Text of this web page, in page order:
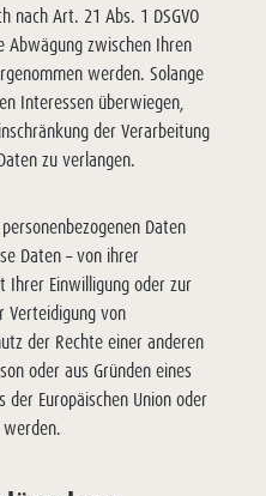
nach Art. 21 Abs. 1 DSGVO
Abwägung zwischen Ihren
werden. Solange
Interessen überwiegen,
der Verarbeitung
zu verlangen.
Daten
Daten – von ihrer
Ihrer Einwilligung oder zur
Verteidigung von
der Rechte einer anderen
oder aus Gründen eines
Europäischen Union oder